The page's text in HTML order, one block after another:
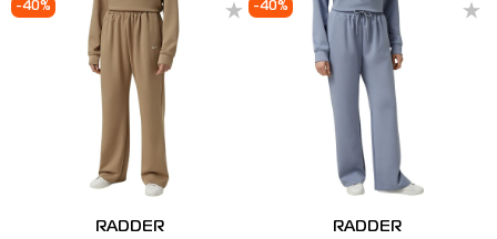
-40%
RADDER
-40%
RADDER